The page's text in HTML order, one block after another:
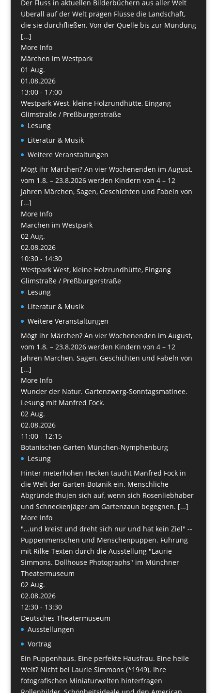
Der Fluss in aktuellen Bilderbüchern aus aller Welt
Überall auf der Welt prägen Flüsse die Landschaft,
die sie durchfließen. Von der Quelle bis zur Mündung
[...]
More Info
Märchen im Westpark
01 Aug.
01.08.2026
13:00 - 17:00
Westpark West, kleine Holzrundhütte, Eingang
Glimstraße / Preßburgerstraße
Lesung
Literatur & Musik
Weitere Veranstaltungen
Mögt ihr Märchen? An vier Wochenenden im August,
vom 1.8. – 23.8.2026 werden Kindern von 4 – 12
Jahren Märchen, Sagen, Geschichten und Fabeln von
[...]
More Info
Märchen im Westpark
02 Aug.
02.08.2026
10:30 - 14:30
Westpark West, kleine Holzrundhütte, Eingang
Glimstraße / Preßburgerstraße
Lesung
Literatur & Musik
Weitere Veranstaltungen
Mögt ihr Märchen? An vier Wochenenden im August,
vom 1.8. – 23.8.2026 werden Kindern von 4 – 12
Jahren Märchen, Sagen, Geschichten und Fabeln von
[...]
More Info
Wunder der Natur. Gartenzwerg-Sonntagsmatinee.
Lesung mit Manfred Fock.
02 Aug.
02.08.2026
11:00 - 12:15
Botanischen Garten München-Nymphenburg
Lesung
Hinter meterhohen Hecken taucht Manfred Fock in
die Welt der Garten-Botanik ein. Menschliche
Abgründe thujen sich auf, wenn sich Rosenliebhaber
und Schneckenjäger am Gartenzaun begegnen. [...]
More Info
"...und kreist und dreht sich nur und hat kein Ziel" --
Puppenmenschen und Menschenpuppen. Führung
mit Rilke-Texten durch die Ausstellung "Laurie
Simmons. Dollhouse Photographs" im Münchner
Theatermuseum
02 Aug.
02.08.2026
12:30 - 13:30
Deutsches Theatermuseum
Ausstellungen
Vortrag
Ein Puppenhaus. Eine perfekte Hausfrau. Eine heile
Welt? Nicht bei Laurie Simmons (*1949). Ihre
fotografischen Miniaturwelten hinterfragen